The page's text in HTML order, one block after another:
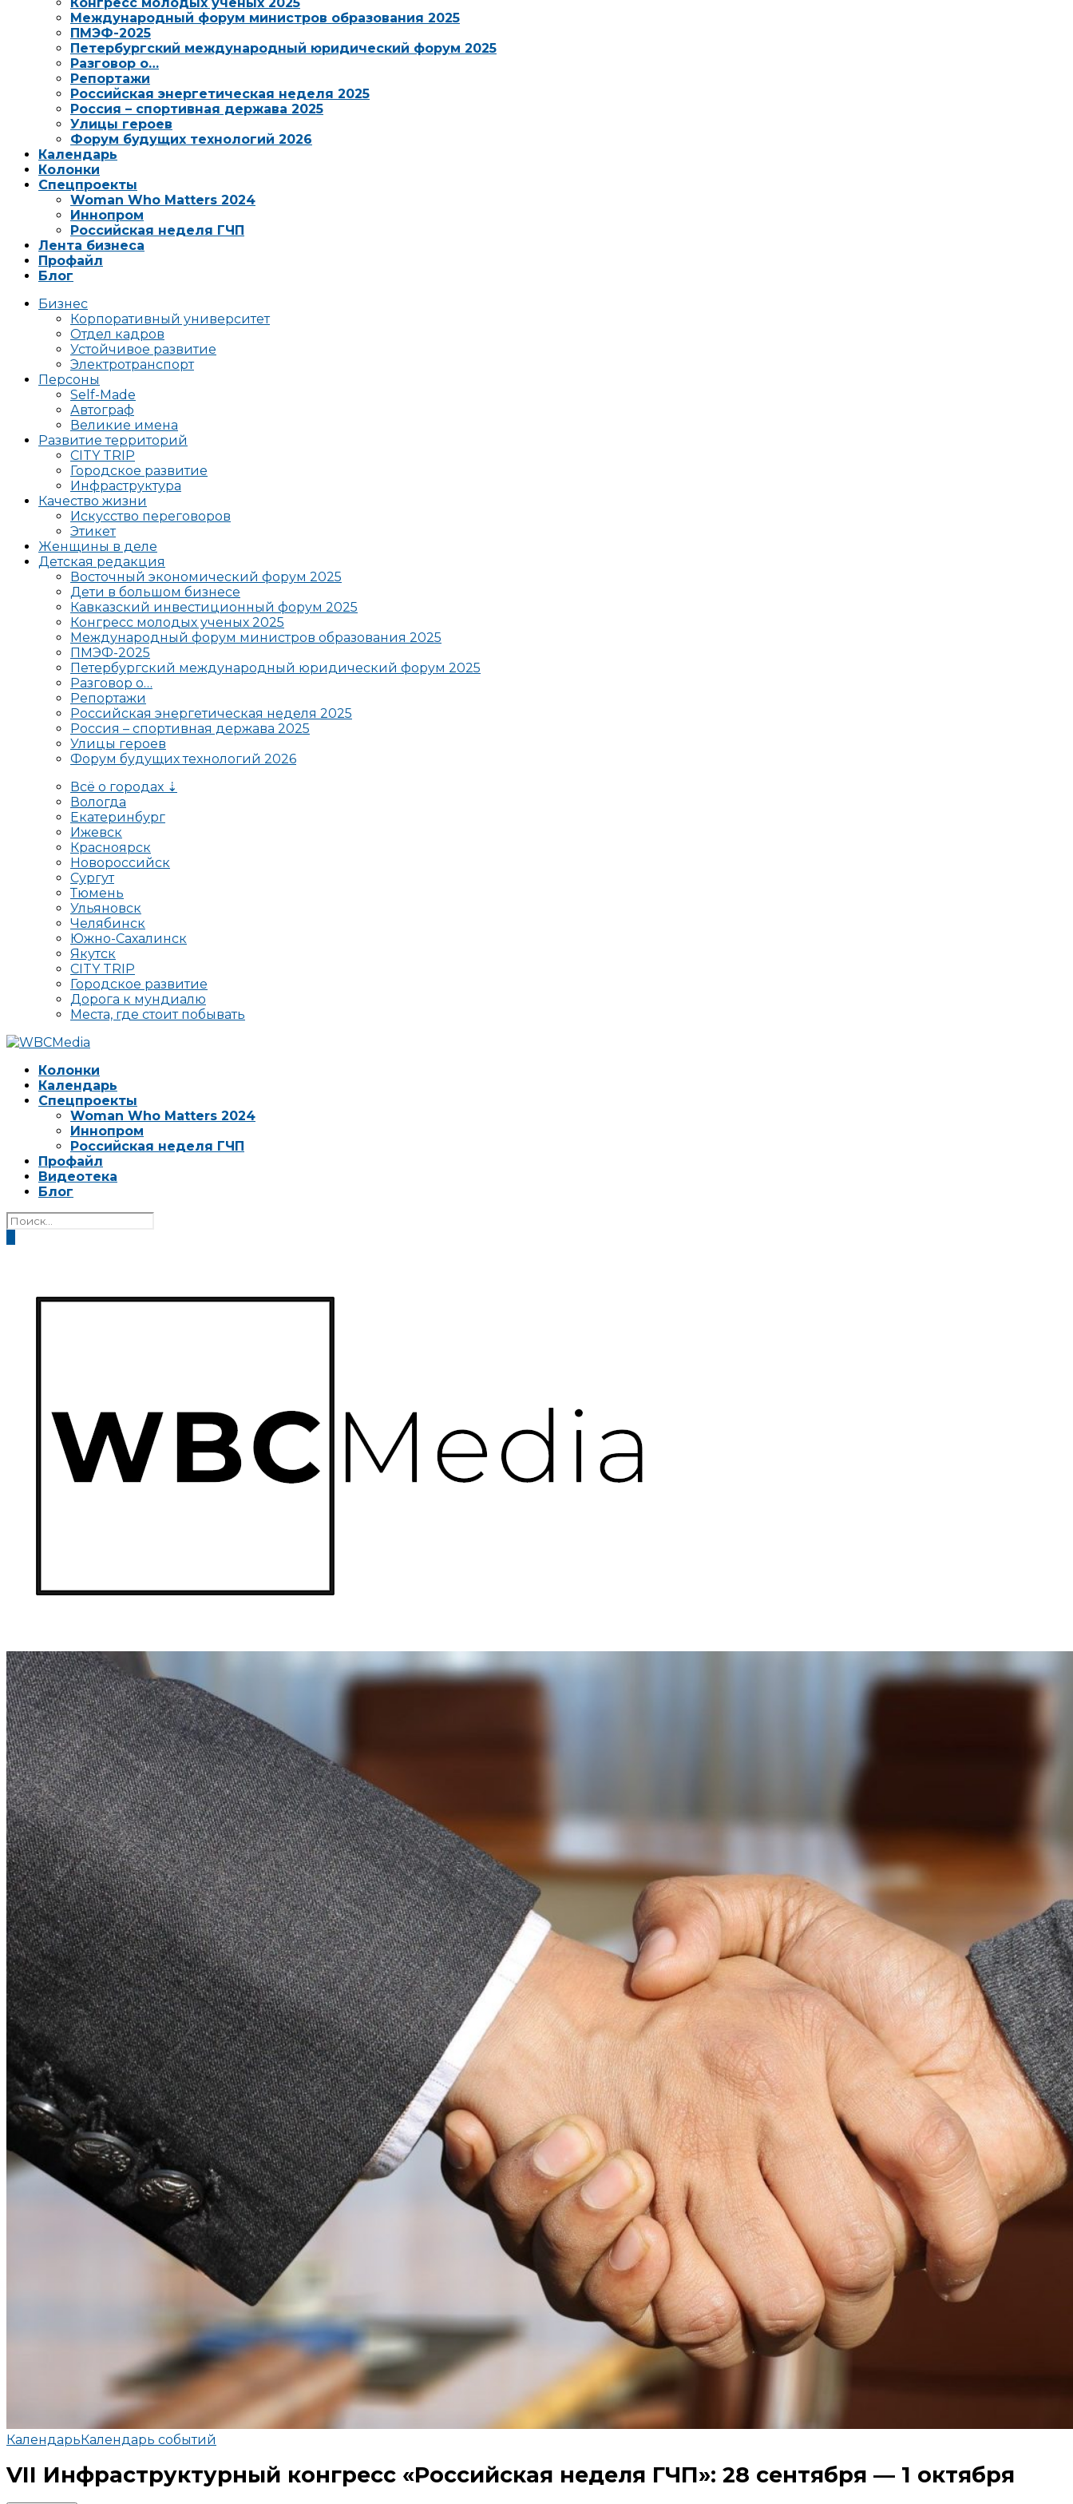
Международный форум министров образования 2025
ПМЭФ-2025
Петербургский международный юридический форум 2025
Разговор о…
Репортажи
Российская энергетическая неделя 2025
Россия – спортивная держава 2025
Улицы героев
Форум будущих технологий 2026
Календарь
Колонки
Спецпроекты
Woman Who Matters 2024
Иннопром
Российская неделя ГЧП
Лента бизнеса
Профайл
Блог
Бизнес
Корпоративный университет
Отдел кадров
Устойчивое развитие
Электротранспорт
Персоны
Self-Made
Автограф
Великие имена
Развитие территорий
CITY TRIP
Городское развитие
Инфраструктура
Качество жизни
Искусство переговоров
Этикет
Женщины в деле
Детская редакция
Восточный экономический форум 2025
Дети в большом бизнесе
Кавказский инвестиционный форум 2025
Конгресс молодых ученых 2025
Международный форум министров образования 2025
ПМЭФ-2025
Петербургский международный юридический форум 2025
Разговор о…
Репортажи
Российская энергетическая неделя 2025
Россия – спортивная держава 2025
Улицы героев
Форум будущих технологий 2026
Всё о городах ⇣
Вологда
Екатеринбург
Ижевск
Красноярск
Новороссийск
Сургут
Тюмень
Ульяновск
Челябинск
Южно-Сахалинск
Якутск
CITY TRIP
Городское развитие
Дорога к мундиалю
Места, где стоит побывать
Колонки
Календарь
Спецпроекты
Woman Who Matters 2024
Иннопром
Российская неделя ГЧП
Профайл
Видеотека
Блог
КалендарьКалендарь событий
VII Инфраструктурный конгресс «Российская неделя ГЧП»: 28 сентября — 1 октября